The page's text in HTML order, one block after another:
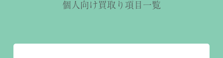
個人向け買取り項目一覧